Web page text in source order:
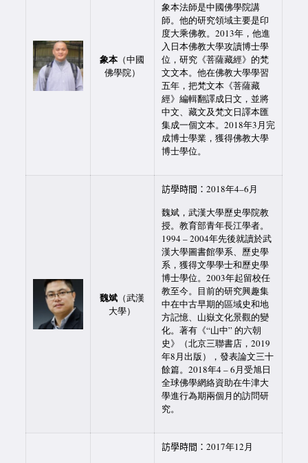
象本 （中國
佛學院）
象本法師是中國佛學院講
師。他的研究領域主要是印
度大乘佛教。2013年，他進
入日本佛教大學攻讀博士學
位，研究《菩薩藏經》的梵
文文本。他在佛教大學學習
五年，把梵文本《菩薩藏
經》編輯翻譯成日文，並將
中文、藏文及梵文日譯本匯
集成一個文本。2018年3月完
成博士學業，獲得佛教大學
博士學位。
魏斌 （武漢
大學）
訪學時間： 2018年4–6月
魏斌，武漢大學歷史學院教
授。教育部青年長江學者。
1994 – 2004年先後就讀於武
漢大學圖書館學系、歷史學
系，獲得文學學士和歷史學
博士學位。2003年起留校任
教至今。目前的研究興趣集
中在中古早期的區域史和地
方記憶、山嶽文化景觀的變
化。著有《“山中” 的六朝
史》（北京三聯書店，2019
年8月出版），發表論文三十
餘篇。2018年4 – 6月受旭日
全球佛學網絡資助在牛津大
學進行為期兩個月的訪問研
究。
訪學時間： 2017年12月